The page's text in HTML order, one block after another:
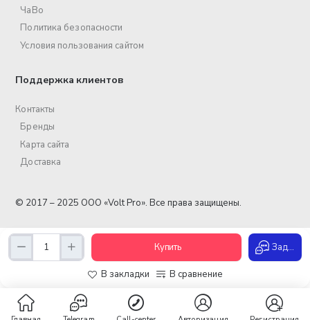
Купить Задать вопрос
В закладки В сравнение
ЧаВо
Политика безопасности
Условия пользования сайтом
Поддержка клиентов
Контакты
Бренды
Карта сайта
Доставка
© 2017 – 2025 ООО «Volt Pro». Все права защищены.